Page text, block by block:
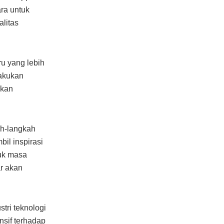
untuk
yang lebih
langkah
inspirasi
masa
akan
teknologi
terhadap